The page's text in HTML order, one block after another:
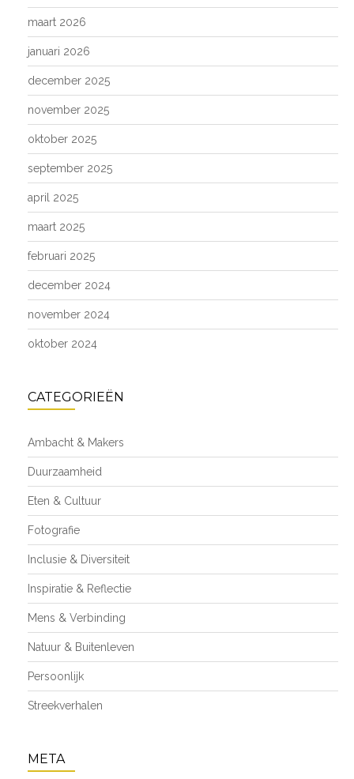
maart 2026
januari 2026
december 2025
november 2025
oktober 2025
september 2025
april 2025
maart 2025
februari 2025
december 2024
november 2024
oktober 2024
CATEGORIEËN
Ambacht & Makers
Duurzaamheid
Eten & Cultuur
Fotografie
Inclusie & Diversiteit
Inspiratie & Reflectie
Mens & Verbinding
Natuur & Buitenleven
Persoonlijk
Streekverhalen
META